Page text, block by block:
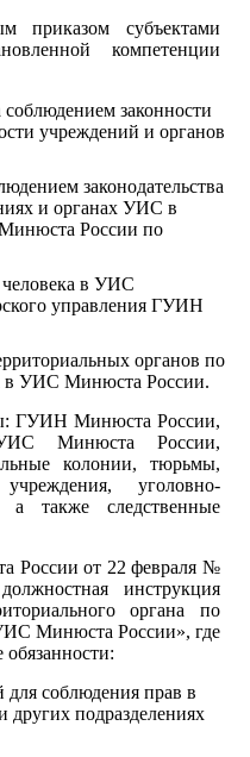
приказом субъектами
компетенции
законности
учреждений и органов
законодательства
и органах УИС в
России по
в УИС
управления ГУИН
органов по
в УИС Минюста России.
ГУИН Минюста России,
УИС Минюста России,
колонии, тюрьмы,
уголовно-
а также следственные
России от 22 февраля №
инструкция
органа по
Минюста России», где
для соблюдения прав в
подразделениях